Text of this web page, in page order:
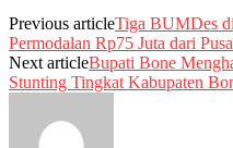
Previous articleTiga BUMDes
Permodalan Rp75 Juta dari
Next articleBupati Bone
Stunting Tingkat Kabupaten